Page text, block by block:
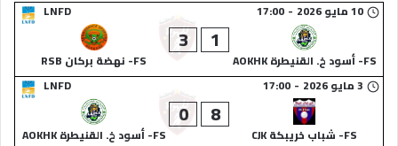
LNFD
10 مايو 2026 -
17:00
FS- أسود خ. القنيطرة AOKHK
1
3
FS- نهضة بركان RSB
LNFD
3 مايو 2026 -
17:00
FS- شباب خريبكة CJK
8
0
FS- أسود خ. القنيطرة AOKHK